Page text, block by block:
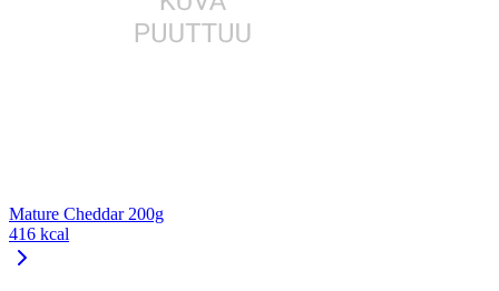
Mature Cheddar 200g
416 kcal